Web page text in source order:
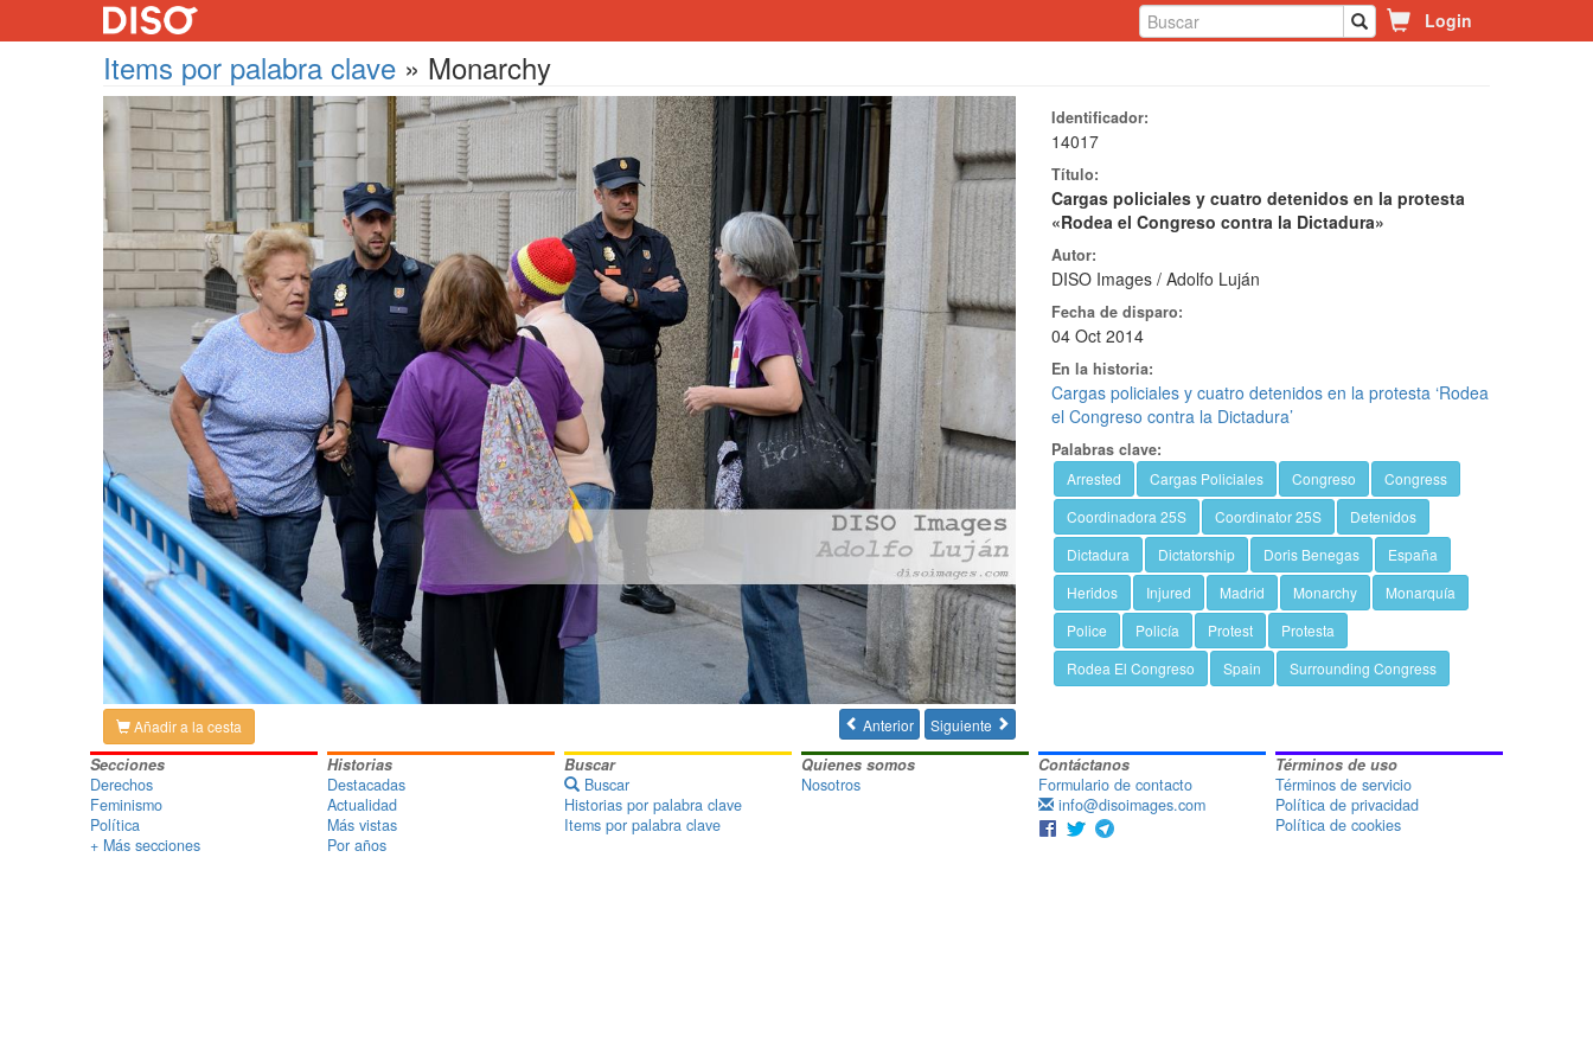
Login
Items por palabra clave » Monarchy
Añadir a la cesta  Anterior Siguiente 
Identificador:
14017
Título:
Cargas policiales y cuatro detenidos en la protesta
«Rodea el Congreso contra la Dictadura»
Autor:
DISO Images / Adolfo Luján
Fecha de disparo:
04 Oct 2014
En la historia:
Cargas policiales y cuatro detenidos en la protesta ‘Rodea
el Congreso contra la Dictadura’
Palabras clave:
Arrested Cargas Policiales Congreso
Congress
Coordinadora 25S
Coordinator 25S
Detenidos
Dictadura
Dictatorship Doris Benegas
España
Heridos
Injured Madrid Monarchy
Monarquía
Police
Policía Protest
Protesta
Rodea El Congreso
Spain Surrounding Congress
Secciones
Derechos
Feminismo
Política
+ Más secciones
Historias
Destacadas
Actualidad
Más vistas
Por años
Buscar
Buscar
Historias por palabra clave
Items por palabra clave
Quienes somos
Nosotros
Contáctanos
Formulario de contacto
info@disoimages.com
Términos de uso
Términos de servicio
Política de privacidad
Política de cookies